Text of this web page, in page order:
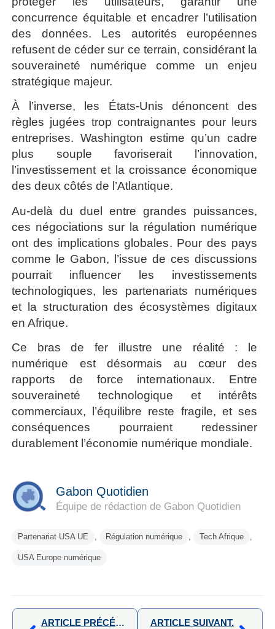
concurrence équitable et encadrer l’utilisation
des données. Les autorités européennes
refusent de céder sur ce terrain, considérant la
souveraineté numérique comme un enjeu
stratégique majeur.
À l’inverse, les États-Unis dénoncent des
règles jugées trop contraignantes pour leurs
entreprises. Washington estime qu’un cadre
plus souple favoriserait l’innovation,
l’investissement et la croissance économique
des deux côtés de l’Atlantique.
Au-delà du duel entre grandes puissances,
ces négociations sur la régulation numérique
ont des implications globales. Pour des pays
comme le Gabon, l’issue de ces discussions
pourrait influencer les investissements
technologiques, les partenariats numériques
et la structuration des écosystèmes digitaux
en Afrique.
Ce bras de fer illustre une réalité : le
numérique est désormais au cœur des
rapports de force internationaux. Entre
souveraineté technologique et intérêts
commerciaux, l’équilibre reste fragile, et ses
conséquences pourraient redessiner
durablement l’économie numérique mondiale.
Gabon Quotidien
Équipe de rédaction de Gabon Quotidien
Partenariat USA UE , Régulation numérique , Tech Afrique ,
USA Europe numérique
ARTICLE PRÉCÉDENT, ARTICLE SUIVANT.